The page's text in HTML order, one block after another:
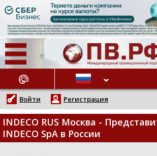
НОВОСТИ
Войти Регистрация
INDECO RUS Москва -
INDECO SpA в России